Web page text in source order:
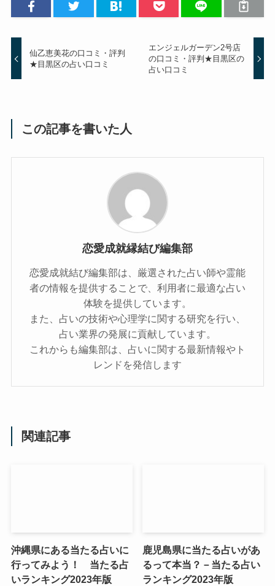
仙乙恵美花の口コミ・評判
★目黒区の占い口コミ
エンジェルガーデン2号店
の口コミ・評判★目黒区の
占い口コミ
この記事を書いた人
恋愛成就縁結び編集部
恋愛成就結び編集部は、厳選された占い師や霊能
者の情報を提供することで、利用者に最適な占い
体験を提供しています。
また、占いの技術や心理学に関する研究を行い、
占い業界の発展に貢献しています。
これからも編集部は、占いに関する最新情報やト
レンドを発信します
関連記事
沖縄県にある当たる占いに
行ってみよう！ 当たる占
いランキング2023年版
鹿児島県に当たる占いがあ
るって本当？－当たる占い
ランキング2023年版